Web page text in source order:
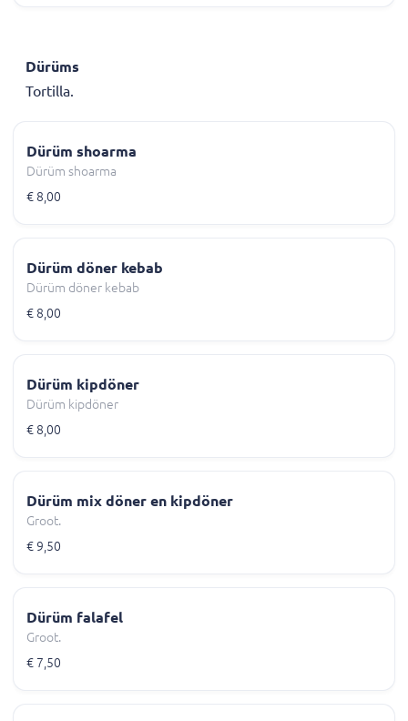
Dürüms
Tortilla.
Dürüm shoarma
Dürüm shoarma
€ 8,00
Dürüm döner kebab
Dürüm döner kebab
€ 8,00
Dürüm kipdöner
Dürüm kipdöner
€ 8,00
Dürüm mix döner en kipdöner
Groot.
€ 9,50
Dürüm falafel
Groot.
€ 7,50